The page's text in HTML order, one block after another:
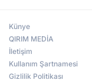
Künye
QIRIM MEDİA
İletişim
Kullanım Şartnamesi
Gizlilik Politikası